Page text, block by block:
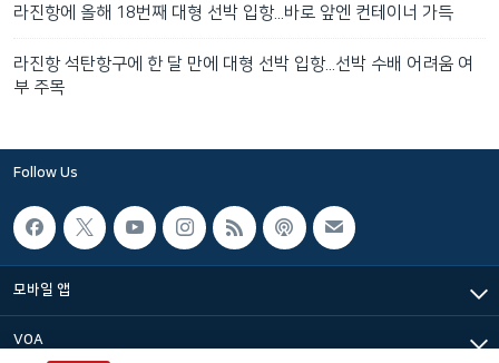
라진항에 올해 18번째 대형 선박 입항...바로 앞엔 컨테이너 가득
라진항 석탄항구에 한 달 만에 대형 선박 입항...선박 수배 어려움 여
부 주목
Follow Us
모바일 앱
VOA